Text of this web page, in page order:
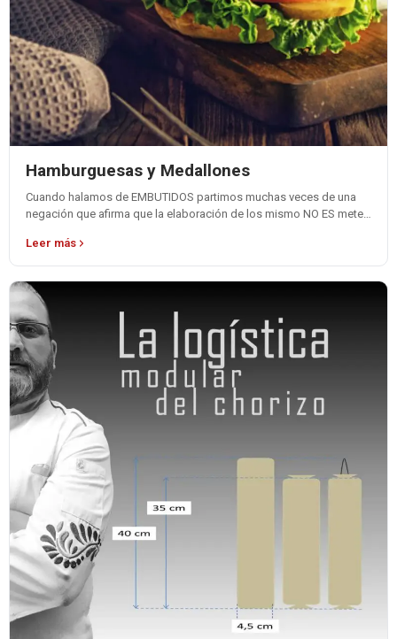
Hamburguesas y Medallones
Cuando halamos de EMBUTIDOS partimos muchas veces de una
negación que afirma que la elaboración de los mismo NO ES meter
Leer más